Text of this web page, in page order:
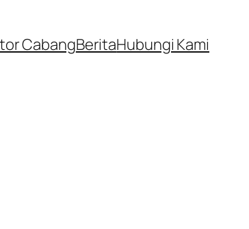
CabangBeritaHubungi Kami